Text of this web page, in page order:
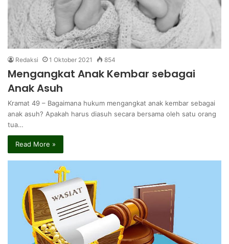
Redaksi 1 Oktober 2021 854
Mengangkat Anak Kembar sebagai
Anak Asuh
Kramat 49 – Bagaimana hukum mengangkat anak kembar sebagai
anak asuh? Apakah harus diasuh secara bersama oleh satu orang
tua…
Read More »